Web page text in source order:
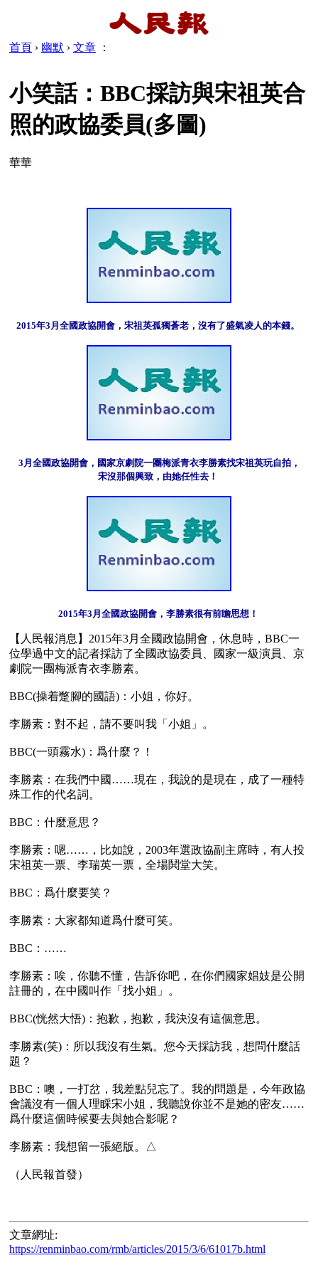
首頁 › 幽默 › 文章 ：
小笑話：BBC採訪與宋祖英合
照的政協委員(多圖)
華華
2015年3月全國政協開會，宋祖英孤獨蒼老，沒有了盛氣凌人的本錢。
3月全國政協開會，國家京劇院一團梅派青衣李勝素找宋祖英玩自拍，
宋沒那個興致，由她任性去！
2015年3月全國政協開會，李勝素很有前瞻思想！
【人民報消息】2015年3月全國政協開會，休息時，BBC一
位學過中文的記者採訪了全國政協委員、國家一級演員、京
劇院一團梅派青衣李勝素。
BBC(操着蹩腳的國語)：小姐，你好。
李勝素：對不起，請不要叫我「小姐」。
BBC(一頭霧水)：爲什麼？！
李勝素：在我們中國……現在，我說的是現在，成了一種特
殊工作的代名詞。
BBC：什麼意思？
李勝素：嗯……，比如說，2003年選政協副主席時，有人投
宋祖英一票、李瑞英一票，全場鬨堂大笑。
BBC：爲什麼要笑？
李勝素：大家都知道爲什麼可笑。
BBC：……
李勝素：唉，你聽不懂，告訴你吧，在你們國家娼妓是公開
註冊的，在中國叫作「找小姐」。
BBC(恍然大悟)：抱歉，抱歉，我決沒有這個意思。
李勝素(笑)：所以我沒有生氣。您今天採訪我，想問什麼話
題？
BBC：噢，一打岔，我差點兒忘了。我的問題是，今年政協
會議沒有一個人理睬宋小姐，我聽說你並不是她的密友……
爲什麼這個時候要去與她合影呢？
李勝素：我想留一張絕版。△
文章網址:
https://renminbao.com/rmb/articles/2015/3/6/61017b.html